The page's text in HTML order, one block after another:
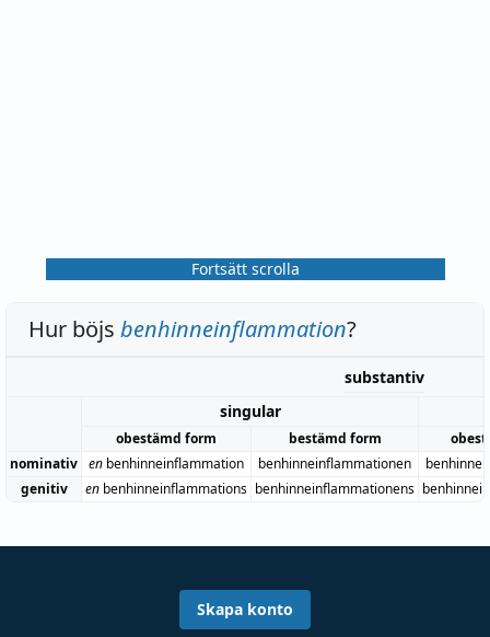
Fortsätt scrolla
Hur böjs benhinneinflammation?
substantiv
singular
obestämd form bestämd form
nominativ en benhinneinflammation benhinneinflammationen
genitiv
en benhinneinflammations benhinneinflammationens
Skapa konto